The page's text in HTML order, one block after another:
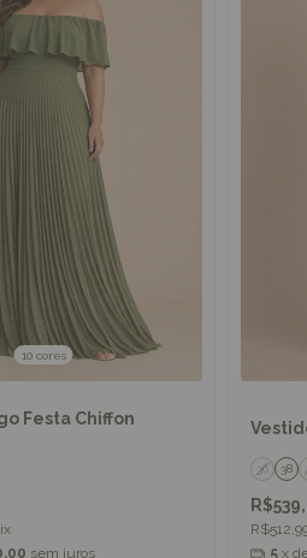
10 cores
Festa Chiffon
sem juros
36 38
5 x